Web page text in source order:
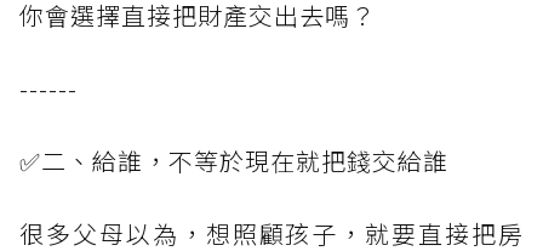
你會選擇直接把財產交出去嗎？
------
✅二、給誰，不等於現在就把錢交給誰
很多父母以為，想照顧孩子，就要直接把房